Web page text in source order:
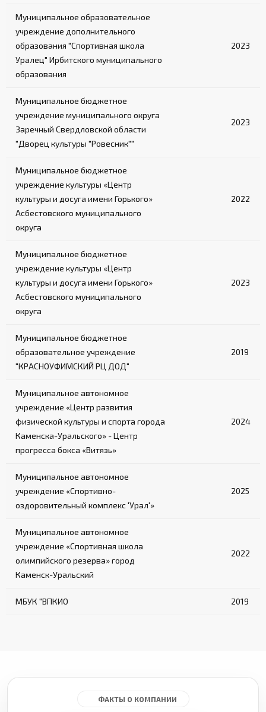
Муниципальное образовательное
учреждение дополнительного
образования "Спортивная школа
Уралец" Ирбитского муниципального
образования
2023
Муниципальное бюджетное
учреждение муниципального округа
Заречный Свердловской области
"Дворец культуры "Ровесник""
2023
Муниципальное бюджетное
учреждение культуры «Центр
культуры и досуга имени Горького»
Асбестовского муниципального
округа
2022
Муниципальное бюджетное
учреждение культуры «Центр
культуры и досуга имени Горького»
Асбестовского муниципального
округа
2023
Муниципальное бюджетное
образовательное учреждение
"КРАСНОУФИМСКИЙ РЦ ДОД"
2019
Муниципальное автономное
учреждение «Центр развития
физической культуры и спорта города
Каменска-Уральского» - Центр
прогресса бокса «Витязь»
2024
Муниципальное автономное
учреждение «Спортивно-
оздоровительный комплекс 'Урал'»
2025
Муниципальное автономное
учреждение «Спортивная школа
олимпийского резерва» город
Каменск-Уральский
2022
МБУК "ВПКИО 2019
ФАКТЫ О КОМПАНИИ